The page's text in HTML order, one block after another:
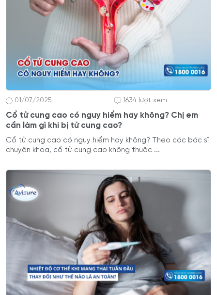
01/07/2025 1634 lượt xem
Cổ tử cung cao có nguy hiểm hay không? Chị em
cần làm gì khi bị tử cung cao?
Cổ tử cung cao có nguy hiểm hay không? Theo các bác sĩ
chuyên khoa, cổ tử cung cao không thuộc ...